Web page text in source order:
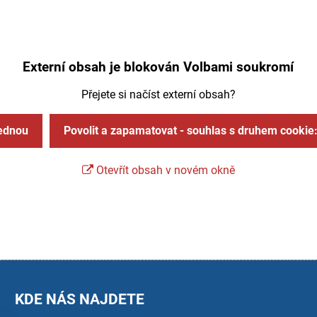
Externí obsah je blokován Volbami soukromí
Přejete si načíst externí obsah?
Povolit a zapamatovat - souhlas s druhem
Otevřít obsah v novém okně
KDE NÁS NAJDETE